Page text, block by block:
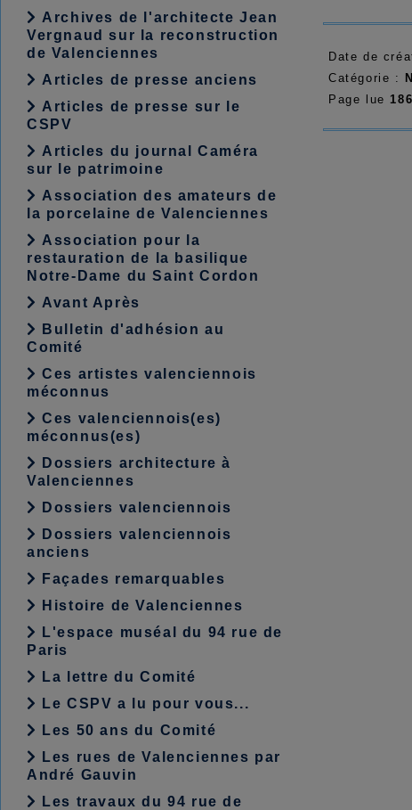
Archives de l'architecte Jean
Vergnaud sur la reconstruction
de Valenciennes
Articles de presse anciens
Articles de presse sur le
CSPV
Articles du journal Caméra
sur le patrimoine
Association des amateurs de
la porcelaine de Valenciennes
Association pour la
restauration de la basilique
Notre-Dame du Saint Cordon
Avant Après
Bulletin d'adhésion au
Comité
Ces artistes valenciennois
méconnus
Ces valenciennois(es)
méconnus(es)
Dossiers architecture à
Valenciennes
Dossiers valenciennois
Dossiers valenciennois
anciens
Façades remarquables
Histoire de Valenciennes
L'espace muséal du 94 rue de
Paris
La lettre du Comité
Le CSPV a lu pour vous...
Les 50 ans du Comité
Les rues de Valenciennes par
André Gauvin
Les travaux du 94 rue de
Date de
Catégorie :
Page lue